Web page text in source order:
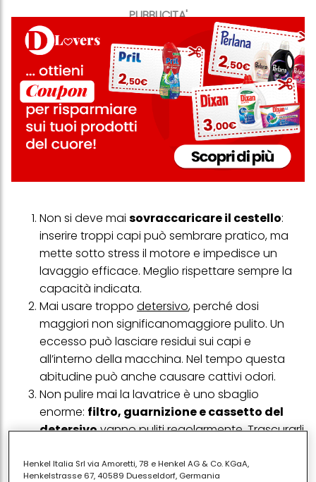
PUBBLICITA'
Non si deve mai sovraccaricare il cestello:
inserire troppi capi può sembrare pratico, ma
mette sotto stress il motore e impedisce un
lavaggio efficace. Meglio rispettare sempre la
capacità indicata.
Mai usare troppo detersivo, perché dosi
maggiori non significanomaggiore pulito. Un
eccesso può lasciare residui sui capi e
all’interno della macchina. Nel tempo questa
abitudine può anche causare cattivi odori.
Non pulire mai la lavatrice è uno sbaglio
enorme: filtro, guarnizione e cassetto del
detersivovanno puliti regolarmente. Trascurarli
Mailasciare l’oblòsempre chiuso: dopo il
Henkel Italia Srl via Amoretti, 78 e Henkel AG & Co. KGaA,
Henkelstrasse 67, 40589 Duesseldorf, Germania